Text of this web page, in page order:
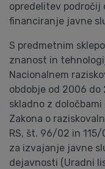
opredelitev področij
financiranje javne
S predmetnim
znanost in
Nacionalnem
obdobje od 2006 do
skladno z
Zakona o
RS, št. 96/02 in
za izvajanje javne
dejavnosti (Uradni